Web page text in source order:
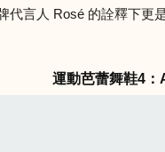
言人 Rosé 的詮釋下
運動芭蕾舞鞋4